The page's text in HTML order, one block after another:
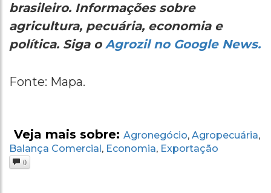
brasileiro. Informações sobre
agricultura, pecuária, economia e
política. Siga o Agrozil no Google News.
Fonte: Mapa.
Veja mais sobre: Agronegócio, Agropecuária,
Balança Comercial , Economia, Exportação
0